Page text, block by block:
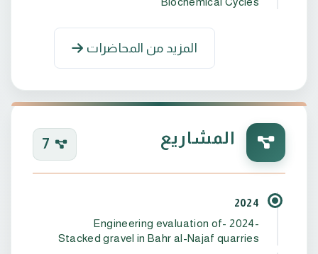
المؤهلات الدراسية
سنة التخرج أسم وعنوان الجهة المانحة التخصص
2014 جامعة بغداد المعادن والصخور علوم - جيولوجي
المزيد من المحاضرات
المشاريع 7
2024
-2024 -Engineering evaluation of
Stacked gravel in Bahr al-Najaf quarries